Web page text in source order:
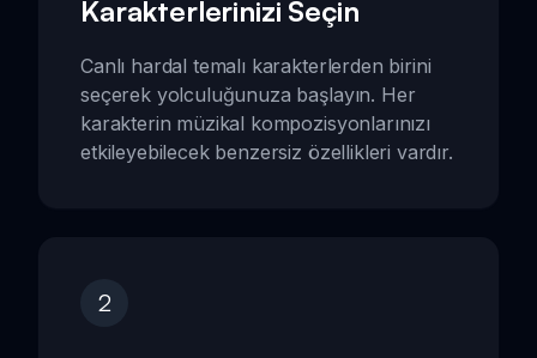
Karakterlerinizi Seçin
Canlı hardal temalı karakterlerden birini
seçerek yolculuğunuza başlayın. Her
karakterin müzikal kompozisyonlarınızı
etkileyebilecek benzersiz özellikleri vardır.
2